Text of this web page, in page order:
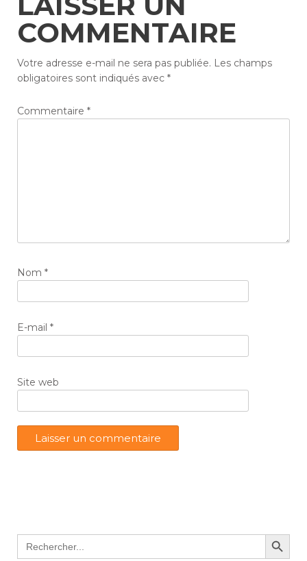
COMMENTAIRE
Votre adresse e-mail ne sera pas publiée. Les champs
obligatoires sont indiqués avec *
Commentaire *
Nom *
E-mail *
Site web
Search
for:
Search Button